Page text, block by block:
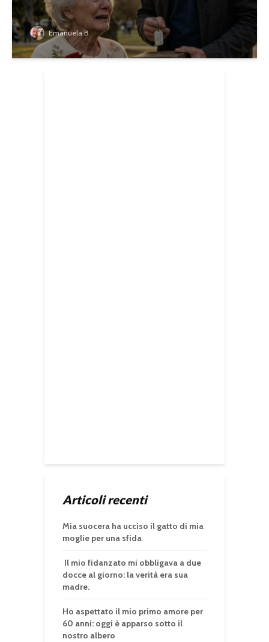
Emanuela B.
Articoli recenti
Mia suocera ha ucciso il gatto di mia
moglie per una sfida
Il mio fidanzato mi obbligava a due
docce al giorno: la verità era sua
madre.
Ho aspettato il mio primo amore per
60 anni: oggi è apparso sotto il
nostro albero